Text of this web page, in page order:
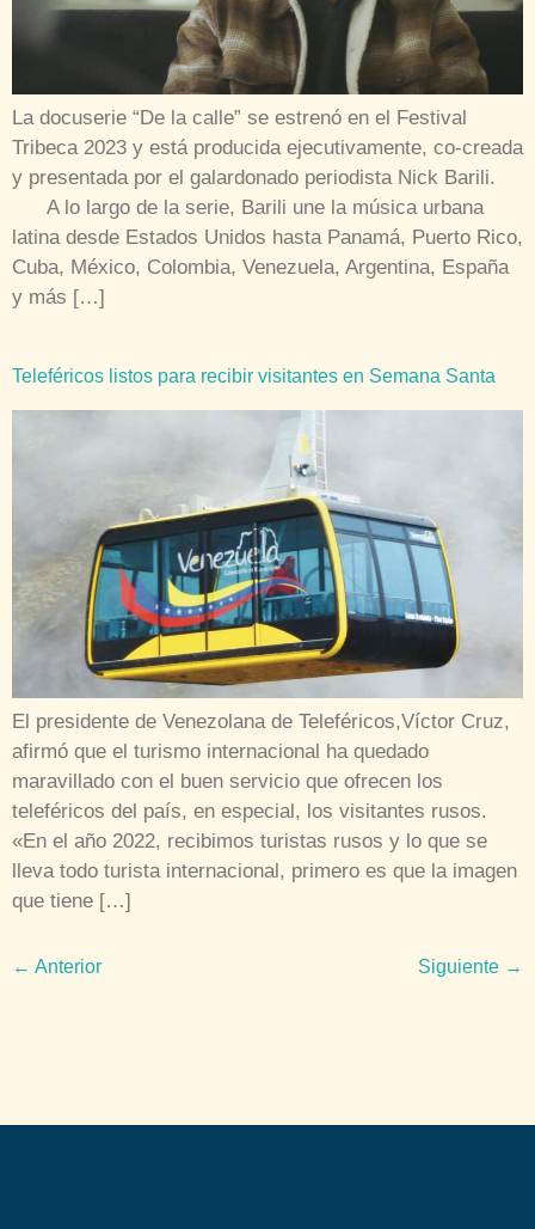
La docuserie “De la calle” se estrenó en el Festival
Tribeca 2023 y está producida ejecutivamente, co-creada
y presentada por el galardonado periodista Nick Barili.
A lo largo de la serie, Barili une la música urbana
latina desde Estados Unidos hasta Panamá, Puerto Rico,
Cuba, México, Colombia, Venezuela, Argentina, España
y más […]
Teleféricos listos para recibir visitantes en Semana Santa
El presidente de Venezolana de Teleféricos,Víctor Cruz,
afirmó que el turismo internacional ha quedado
maravillado con el buen servicio que ofrecen los
teleféricos del país, en especial, los visitantes rusos.
«En el año 2022, recibimos turistas rusos y lo que se
lleva todo turista internacional, primero es que la imagen
que tiene […]
← Anterior Siguiente →